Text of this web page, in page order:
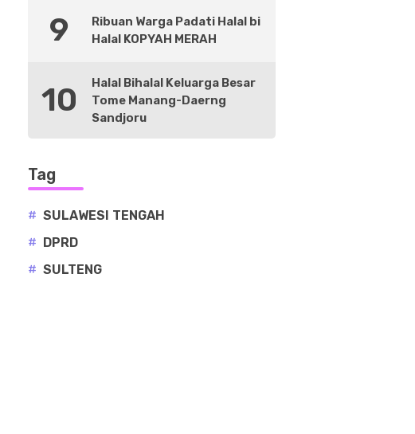
9
Ribuan Warga Padati Halal bi
Halal KOPYAH MERAH
10
Halal Bihalal Keluarga Besar
Tome Manang-Daerng
Sandjoru
Tag
# SULAWESI TENGAH
# DPRD
# SULTENG